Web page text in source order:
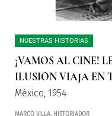
NUESTRAS HISTORIAS
¡VAMOS AL CINE!
ILUSIÓN VIAJA EN
México, 1954
MARCO VILLA. HISTORIADOR